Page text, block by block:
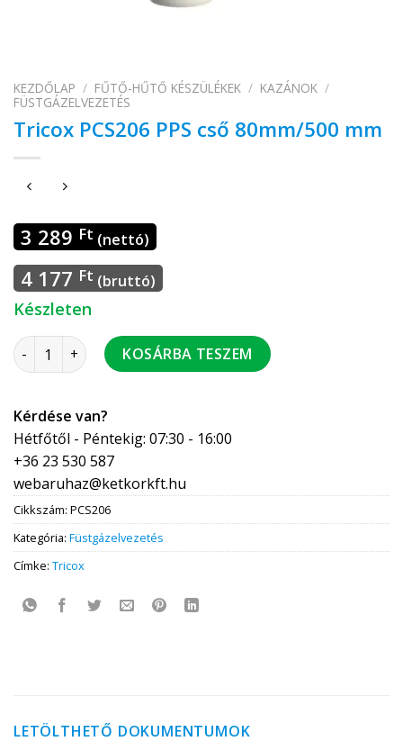
KEZDŐLAP / FŰTŐ-HŰTŐ KÉSZÜLÉKEK / KAZÁNOK /
FÜSTGÁZELVEZETÉS
Tricox PCS206 PPS cső 80mm/500 mm
3 289 Ft (nettó)
4 177 Ft (bruttó)
Készleten
Tricox PCS206 PPS cső 80mm/500 mm mennyiség
KOSÁRBA TESZEM
Kérdése van?
Hétfőtől - Péntekig: 07:30 - 16:00
+36 23 530 587
webaruhaz@ketkorkft.hu
Cikkszám: PCS206
Kategória: Füstgázelvezetés
Címke: Tricox
LETÖLTHETŐ DOKUMENTUMOK